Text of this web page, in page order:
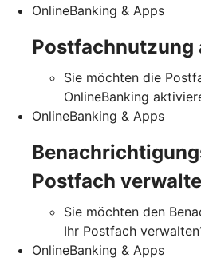
OnlineBanking & Apps
Postfachnutzung
Sie möchten die
OnlineBanking
OnlineBanking & Apps
Postfach
Sie möchten den
Ihr Postfach
OnlineBanking & Apps